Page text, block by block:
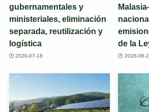
gubernamentales y
ministeriales, eliminación
separada, reutilización y
logística
2026-07-18
de la
2026-06-